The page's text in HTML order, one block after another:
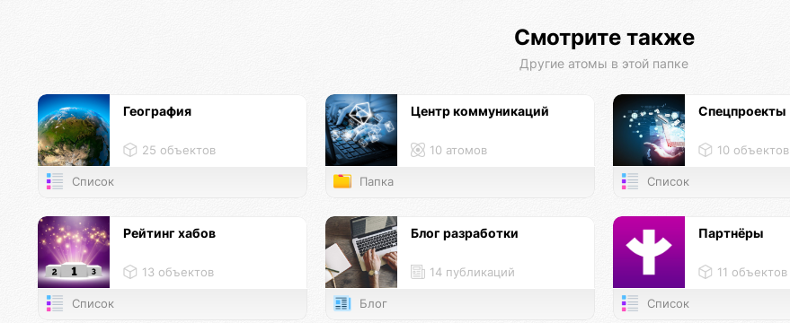
Смотрите также
Другие атомы в этой папке
География
25 объектов
Список
Центр коммуникаций
10 атомов
Папка
Спецпроекты
10 объектов
Список
Рейтинг хабов
13 объектов
Список
Блог разработки
14 публикаций
Блог
Партнёры
11 объектов
Список